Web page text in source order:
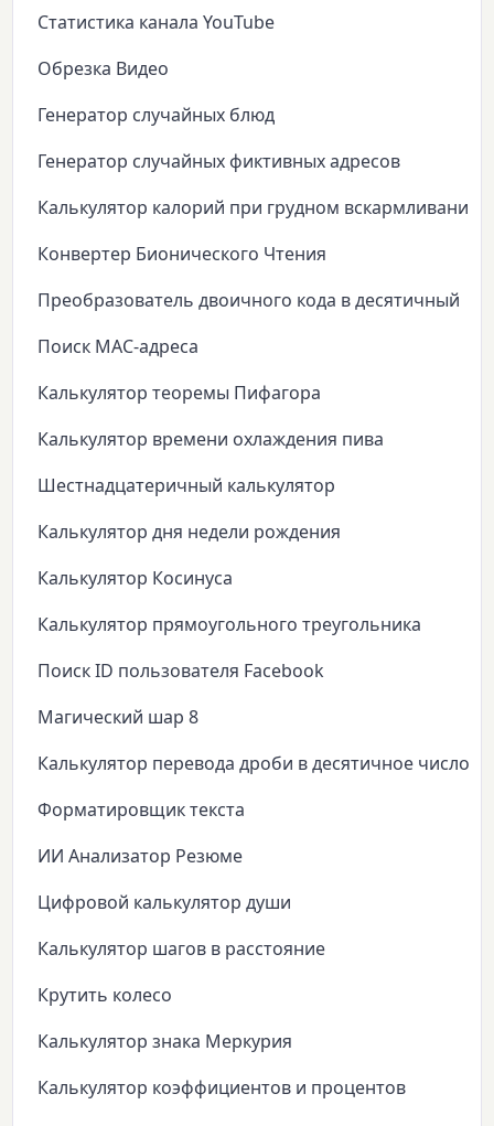
Статистика канала YouTube
Обрезка Видео
Генератор случайных блюд
Генератор случайных фиктивных адресов
Калькулятор калорий при грудном вскармливании
Конвертер Бионического Чтения
Преобразователь двоичного кода в десятичный
Поиск MAC-адреса
Калькулятор теоремы Пифагора
Калькулятор времени охлаждения пива
Шестнадцатеричный калькулятор
Калькулятор дня недели рождения
Калькулятор Косинуса
Калькулятор прямоугольного треугольника
Поиск ID пользователя Facebook
Магический шар 8
Калькулятор перевода дроби в десятичное число
Форматировщик текста
ИИ Анализатор Резюме
Цифровой калькулятор души
Калькулятор шагов в расстояние
Крутить колесо
Калькулятор знака Меркурия
Калькулятор коэффициентов и процентов